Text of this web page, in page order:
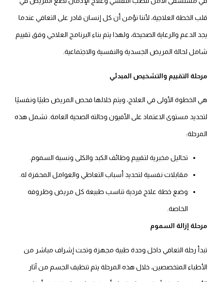
قلب الخطة العلاجية، لأننا نؤمن أن كل إنسان قادر على التعافي عندما
يجد الدعم والرعاية الصحيحة، ولهذا يتم بناء البرنامج العلاجي وفق تقييم
شامل لحالة المريض الجسدية والنفسية والاجتماعية.
مرحلة التقييم والتشخيص المبدئي
هي الخطوة الأولى في العلاج، ويتم خلالها فحص المريض طبيًا ونفسيًا
لتحديد مستوى الاعتماد على الأفيون وحالته الصحية العامة. تشمل هذه
المرحلة:
تحاليل مخبرية لتقييم وظائف الكبد والكلى ونسبة السموم.
مقابلات نفسية لتحديد أسباب التعاطي والعوامل المحفزة له.
وضع خطة علاج فردية تناسب طبيعة كل مريض وظروفه
الخاصة.
مرحلة إزالة السموم
تبدأ رحلة التعافي داخل وحدة طبية مجهزة وتحت إشراف مباشر من
الأطباء المتخصصين، خلال هذه المرحلة يتم تنظيف الجسم من آثار